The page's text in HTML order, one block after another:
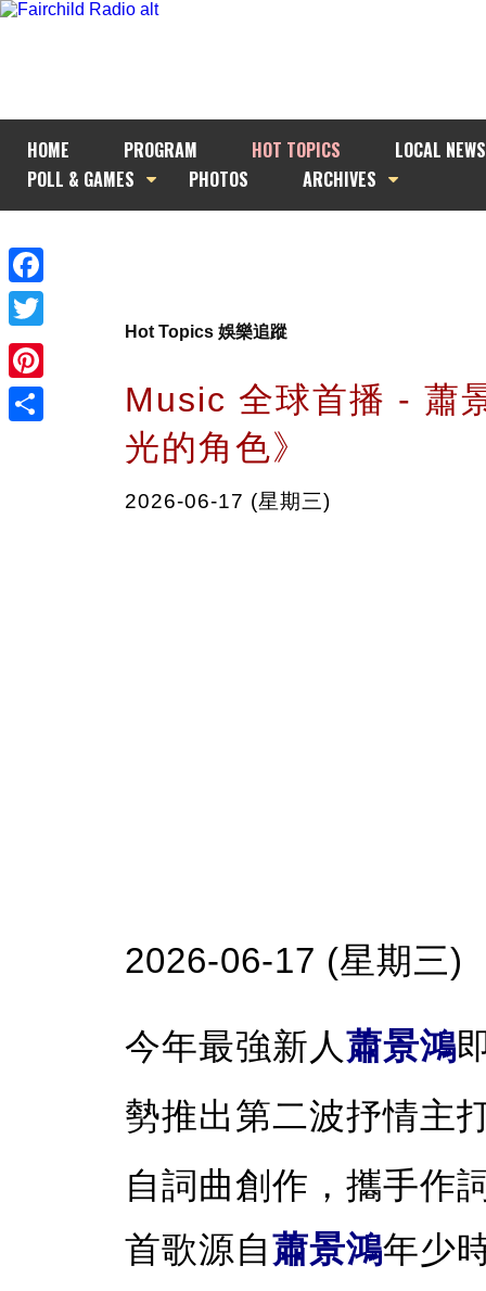
HOME PROGRAM HOT TOPICS
LOCAL NEWS
POLL & GAMES
PHOTOS ARCHIVES
Facebook
Twitter
Pinterest
Hot Topics 娛樂追蹤
Music 全球首播 - 蕭
光的角色》
2026-06-17 (星期三)
2026-06-17 (星期三)
今年最強新人蕭景鴻
勢推出第二波抒情主
自詞曲創作，攜手作
首歌源自蕭景鴻年少